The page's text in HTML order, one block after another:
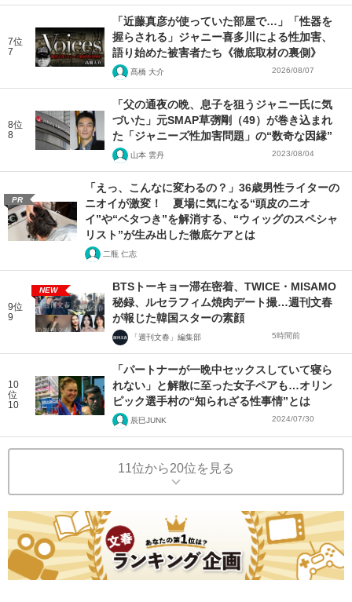
7位
7
「近藤真彦が使っていた部屋で…」「性器を
握らされる」ジャニー喜多川による性加害、
語り始めた被害者たち《徹底取材の裏側》
髙橋 大介 2026/08/07
8位
8
「父の通夜の晩、息子を狙うジャニー氏に気
づいた」元SMAP草彅剛（49）が巻き込まれ
た「ジャニーズ性加害問題」の“数奇な因縁”
山本 雲丹 2023/08/04
PR
「えっ、こんなに変わるの？」36歳男性ライターの
ニオイが激変！ 夏場に気になる“頭皮のニオ
イ”や“ベタつき”を解消する、“ウィッグのスペシャ
リスト”が生み出した徹底ケアとは
二瓶 仁志
9位
9
NEW
BTSトーキョー滞在密着、TWICE・MISAMO
秘録、ルセラフィム焼肉デート撮…週刊文春
が報じた韓国スターの素顔
「週刊文春」編集部 5時間前
10
位
10
「パートナーが一晩中セックスしていて寝ら
れない」と解散に至った女子ペアも…オリン
ピック選手村の“知られざる性事情”とは
辰巳JUNK 2024/07/30
11位から20位を見る